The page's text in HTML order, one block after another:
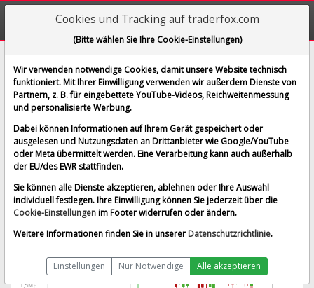
Universal Display Corp.
[OLED | WKN 917585 | ISIN US91347P1057]
91,225 $ 4,48 %
Echtzeit-Aktienkurs vom 07.08.2026 um 19:59 Uhr
Echtzeit USD Splitbereinigt
Cookies und Tracking auf traderfox.com
(Bitte wählen Sie Ihre Cookie-Einstellungen)
Wir verwenden notwendige Cookies, damit unsere Website technisch
funktioniert. Mit Ihrer Einwilligung verwenden wir außerdem Dienste von
Partnern, z. B. für eingebettete YouTube-Videos, Reichweitenmessung
und personalisierte Werbung.
Dabei können Informationen auf Ihrem Gerät gespeichert oder
ausgelesen und Nutzungsdaten an Drittanbieter wie Google/YouTube
oder Meta übermittelt werden. Eine Verarbeitung kann auch außerhalb
der EU/des EWR stattfinden.
Sie können alle Dienste akzeptieren, ablehnen oder Ihre Auswahl
individuell festlegen. Ihre Einwilligung können Sie jederzeit über die
Cookie-Einstellungenim Footer widerrufen oder ändern.
Weitere Informationen finden Sie in unserer Datenschutzrichtlinie.
Einstellungen Nur Notwendige Alle akzeptieren